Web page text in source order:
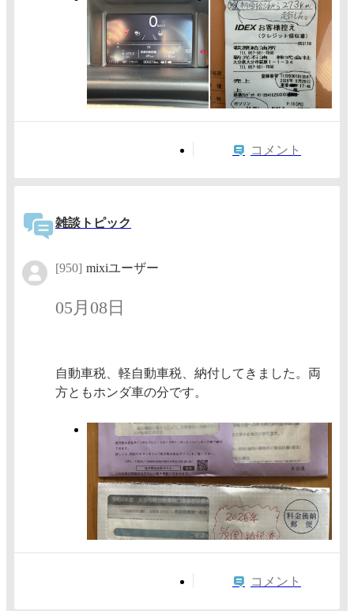
コメント
雑談トピック
[950] mixiユーザー
05月08日
自動車税、軽自動車税、納付してきました。両
方ともホンダ車の分です。
コメント